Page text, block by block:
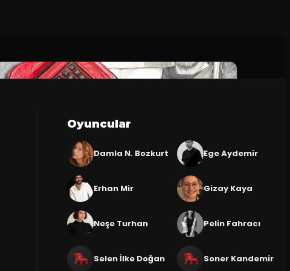
Oyuncular
Damla N. Bozkurt Ege Aydemir
Erhan Mir Gizay Kaya
Neşe Turhan Pelin Fahracı
Selen İlke Doğan Soner Kandemir